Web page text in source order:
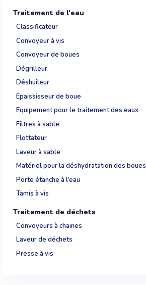
Traitement de l'eau
Classificateur
Convoyeur à vis
Convoyeur de boues
Dégrilleur
Déshuileur
Epaississeur de boue
Equipement pour le traitement des eaux
Filtres à sable
Flottateur
Laveur à sable
Matériel pour la déshydratation des boues
Porte étanche à l'eau
Tamis à vis
Traitement de déchets
Convoyeurs à chaines
Laveur de déchets
Presse à vis